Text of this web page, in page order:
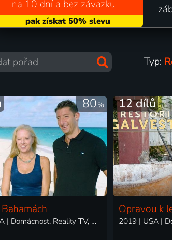
na 10 dní a bez závazku
Typ:
80%
2018 | USA | Domácnost, Reality TV, Rodinný
12 dílů
Opravou k